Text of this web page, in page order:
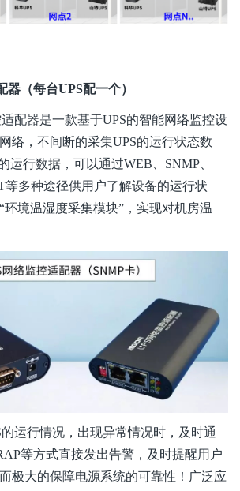
器（每台UPS配一个）
配器是一款基于UPS的智能网络监控设
络，不间断的采集UPS的运行状态数
运行数据，可以通过WEB、SNMP、
多种途径供用户了解设备的运行状
环境温湿度采集模块”，实现对机房温
运行情况，出现异常情况时，及时通
等方式直接发出告警，及时提醒用户
极大的保障电源系统的可靠性！广泛应